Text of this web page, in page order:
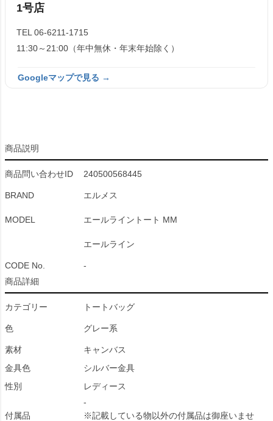
1号店
TEL 06-6211-1715
11:30～21:00（年中無休・年末年始除く）
Googleマップで見る →
商品説明
商品問い合わせID 240500568445
BRAND エルメス
MODEL エールライントート MM
エールライン
CODE No.
-
商品詳細
カテゴリー トートバッグ
色 グレー系
素材
キャンバス
金具色
シルバー金具
性別
レディース
付属品
-
※記載している物以外の付属品は御座いませ